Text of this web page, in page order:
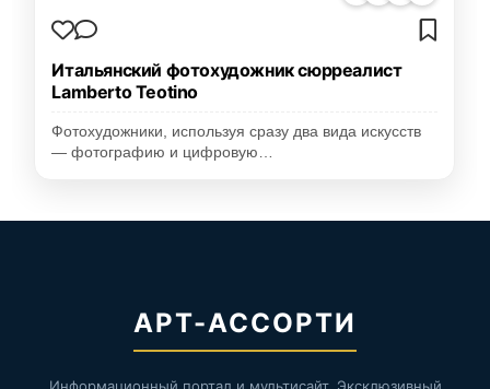
Итальянский фотохудожник сюрреалист
Lamberto Teotino
Фотохудожники, используя сразу два вида искусств
— фотографию и цифровую…
АРТ-АССОРТИ